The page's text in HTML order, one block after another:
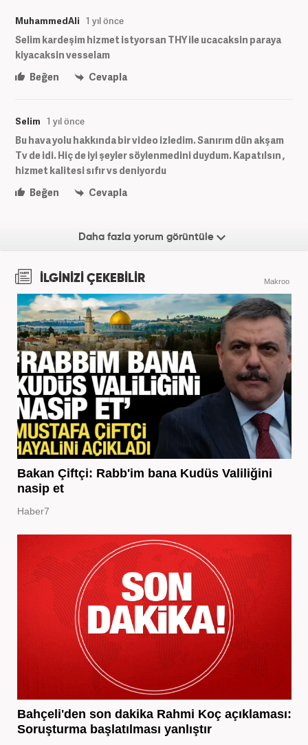
MuhammedAli 1 yıl önce
Selim kardeşim hizmet istyorsan THY ile ucacaksin paraya
kiyacaksin vesselam
Beğen
Cevapla
Selim 1 yıl önce
Bu hava yolu hakkında bir video izledim. Sanırım dün akşam
Tv de idi. Hiç de iyi şeyler söylenmedini duydum. Kapatılsın ,
hizmet kalitesi sıfır vs deniyordu
Beğen
Cevapla
Daha fazla yorum görüntüle
İLGİNİZİ ÇEKEBİLİR Makroo
Bakan Çiftçi: Rabb'im bana Kudüs Valiliğini
nasip et
Haber7
Bahçeli'den son dakika Rahmi Koç açıklaması:
Soruşturma başlatılması yanlıştır